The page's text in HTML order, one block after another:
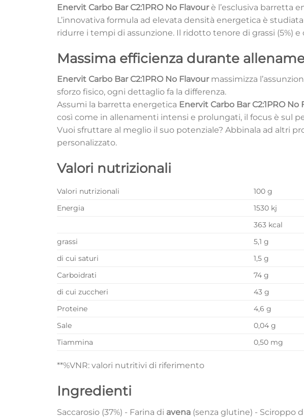
Enervit Carbo Bar C2:1PRO No Flavourè l’esclusiva barretta
L’innovativa formula ad elevata densità energetica è
ridurre i tempi di assunzione. Il ridotto tenore di grassi (5%)
Massima efficienza durante
Enervit Carbo Bar C2:1PRO No Flavour massimizza
sforzo fisico, ogni dettaglio fa la differenza.
Assumi la barretta energetica Enervit Carbo Bar C2:1PRO No
così come in allenamenti intensi e prolungati, il focus è sul
Vuoi sfruttare al meglio il suo potenziale? Abbinala ad altri
personalizzato.
Valori nutrizionali
Valori nutrizionali 100 g
Energia
1530 kj
363 kcal
grassi
5,1 g
di cui saturi
1,5 g
Carboidrati
74 g
di cui zuccheri
43 g
Proteine
4,6 g
Sale
0,04 g
Tiammina
0,50 mg
**%VNR: valori nutritivi di riferimento
Ingredienti
Saccarosio (37%) - Farina di avena (senza glutine) - Sciroppo